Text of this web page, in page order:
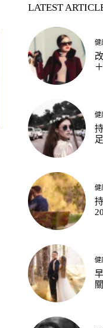
LATEST
健
健
健
健